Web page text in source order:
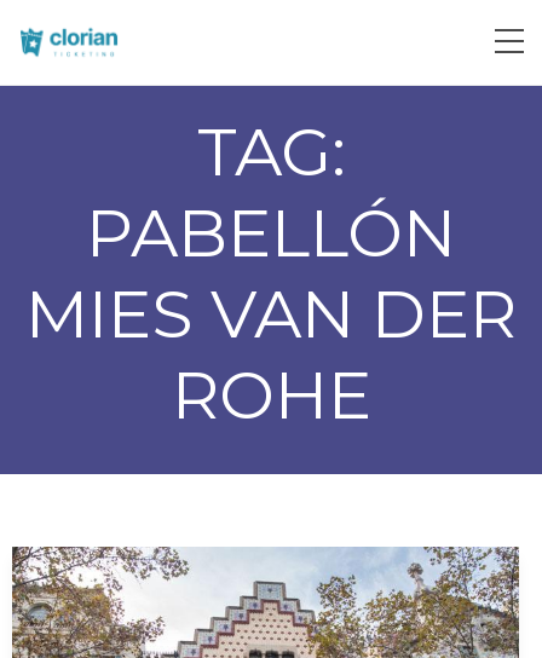
TAG:
PABELLÓN
MIES VAN DER
ROHE